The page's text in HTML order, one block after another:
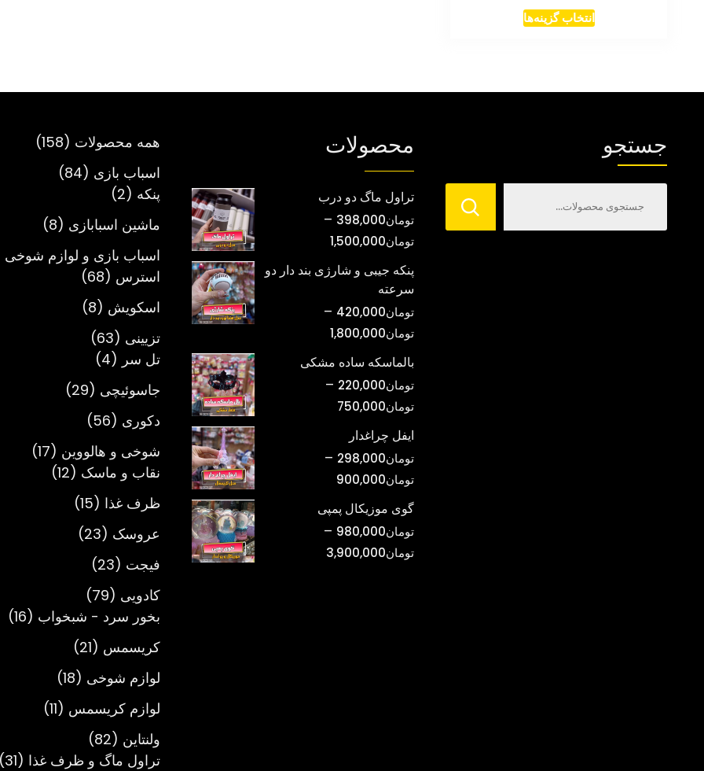
انتخاب گزینه‌هااین
ها
است
جستجو محصولات
تراول ماگ دو درب
تومان398,000
–
تومان1,500,000محدوده
تومان398,000
تومان1,500,000
پنکه جیبی و شارژی بند دار دو
سرعته
تومان420,000
–
تومان1,800,000محدوده
قیمت:
تومان420,000
بالماسکه ساده مشکی
تومان220,000
–
تومان750,000
تومان220,000
تومان750,000
ایفل چراغدار
تومان298,000
–
تومان900,000
تومان298,000
تومان900,000
گوی موزیکال پمپی
تومان980,000
–
تومان3,900,000
همه محصولات 158
158
اسباب بازی 84
84
پنکه 2
2
محصول
ماشین اسبابازی 8
8
اسباب بازی و لوازم
استرس
68
68
محصول
اسکویش 8
8
تزیینی 63
63
محصول
تل سر 4
4
محصول
جاسوئیچی 29
29
دکوری 56
56
محصول
شوخی و هالووین 17
17
نقاب و ماسک 12
12
ظرف غذا 15
15
محصول
عروسک 23
23
فیجت 23
23
محصول
کادویی 79
79
محصول
بخور سرد - شبخواب 16
16
کریسمس 21
21
محصول
لوازم شوخی 18
18
محصول
لوازم کریسمس 11
11
ولنتاین 82
82
محصول
تراول ماگ و ظرف غذا 31